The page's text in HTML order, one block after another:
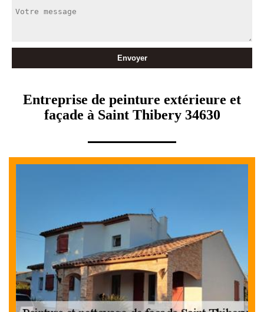
Entreprise de peinture extérieure et
façade à Saint Thibery 34630